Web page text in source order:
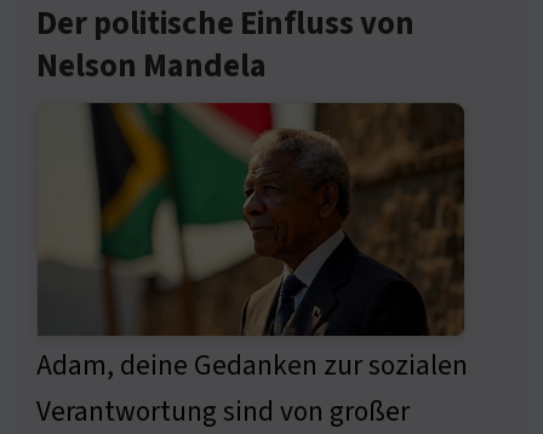
Der politische Einfluss von
Nelson Mandela
Adam, deine Gedanken zur sozialen
Verantwortung sind von großer